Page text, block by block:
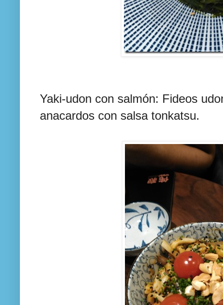
Yaki-udon con salmón: Fideos
anacardos con salsa tonkatsu.